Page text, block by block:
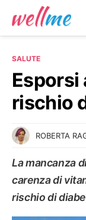
SALUTE
Esporsi
rischio
ROBERTA
La mancanza
carenza di
rischio di